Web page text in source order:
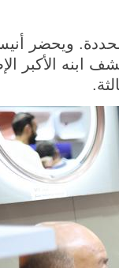
ويحضر
ابنه الأكبر